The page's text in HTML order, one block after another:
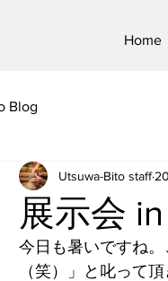
Home
Blog
展示会
Utsuwa-Bito staff
今日も暑いですね
（笑）」と叱って